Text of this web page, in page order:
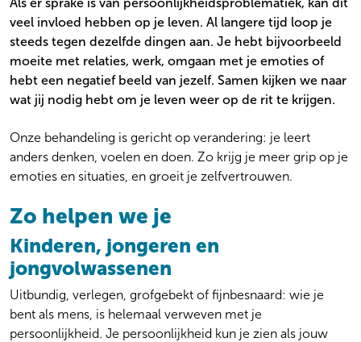
Gezin en systeem
Ouderenpsychiatrie
Persoonlijkheidsproblematiek
Preventie
Psychose
Stemming
Thuisbegeleiding
Trauma en PTSS
Verslaving
Locaties
Wachttijden
Kosten
Veelgestelde vragen
Over onze zorg aan jou
Algemeen
Werken bij
Over ons
Actueel
Als er sprake is van persoonlijkheidsproblematiek, kan dit
veel invloed hebben op je leven. Al langere tijd loop je
steeds tegen dezelfde dingen aan. Je hebt bijvoorbeeld
moeite met relaties, werk, omgaan met je emoties of
hebt een negatief beeld van jezelf. Samen kijken we naar
wat jij nodig hebt om je leven weer op de rit te krijgen.
Onze behandeling is gericht op verandering: je leert
anders denken, voelen en doen. Zo krijg je meer grip op je
emoties en situaties, en groeit je zelfvertrouwen.
Zo helpen we je
Kinderen, jongeren en
jongvolwassenen
Uitbundig, verlegen, grofgebekt of fijnbesnaard: wie je
bent als mens, is helemaal verweven met je
persoonlijkheid. Je persoonlijkheid kun je zien als jouw